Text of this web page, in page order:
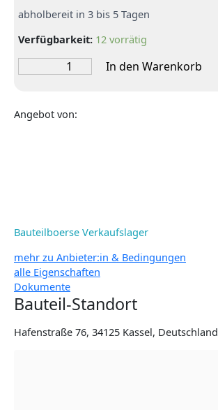
abholbereit in 3 bis 5 Tagen
Verfügbarkeit: 12 vorrätig
Maschinenspachtel,
gebrauchsfertiger
innen,
In den Warenkorb
Angebot von:
Bauteilboerse Verkaufslager
mehr zu Anbieter:in & Bedingungen
alle Eigenschaften
Dokumente
Bauteil-Standort
Hafenstraße 76, 34125 Kassel, Deutschland